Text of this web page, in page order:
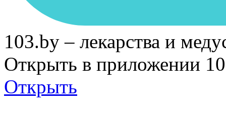
103.by – лекарства и
Открыть в приложении
Открыть